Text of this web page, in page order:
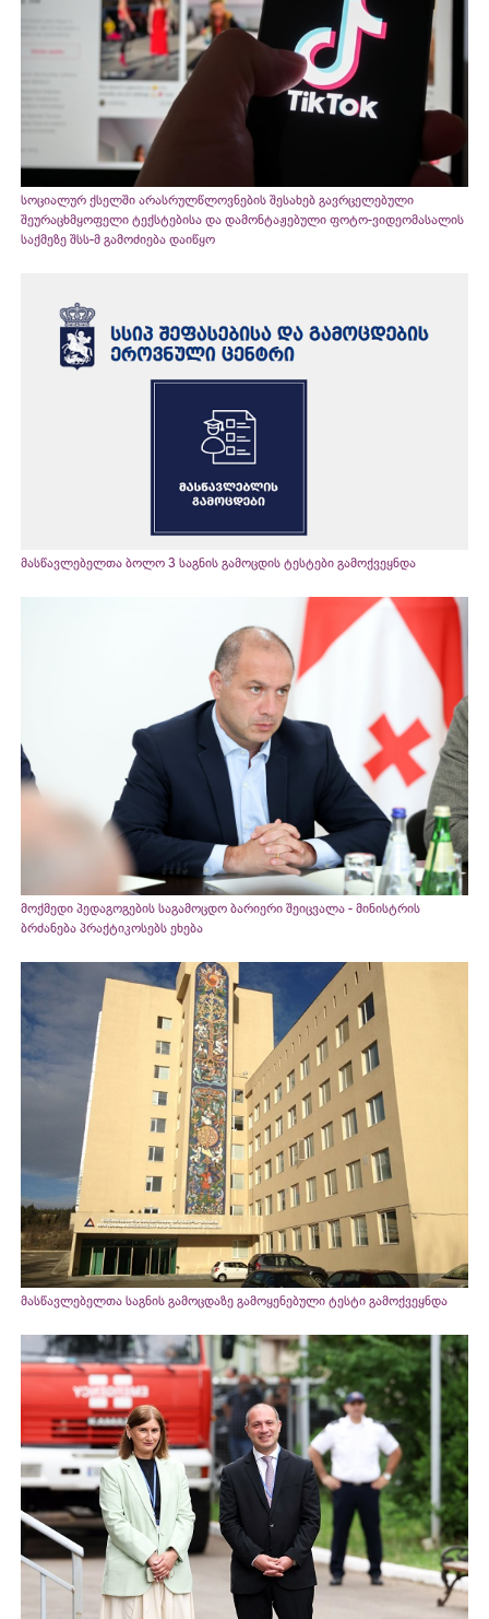
სოციალურ ქსელში არასრულწლოვნების შესახებ გავრცელებული
შეურაცხმყოფელი ტექსტებისა და დამონტაჟებული ფოტო-ვიდეომასალის
საქმეზე შსს-მ გამოძიება დაიწყო
მასწავლებელთა ბოლო 3 საგნის გამოცდის ტესტები გამოქვეყნდა
მოქმედი პედაგოგების საგამოცდო ბარიერი შეიცვალა - მინისტრის
ბრძანება პრაქტიკოსებს ეხება
მასწავლებელთა საგნის გამოცდაზე გამოყენებული ტესტი გამოქვეყნდა